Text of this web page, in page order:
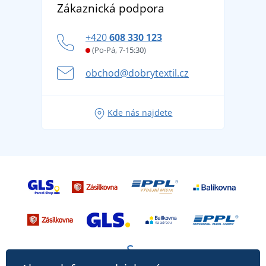
Potisk a výšivka
Věrnostní program BONTIS +
tradicí od roku 1976
Letní dobrodružství začíná balením aneb připravte
se na dovolenou bez starostí
Tipy na svěží outfity pro pohodové léto
Zákaznická podpora
+420608 330 123
(Po-Pá, 7-15:30)
obchod@dobrytextil.cz
Kde nás najdete